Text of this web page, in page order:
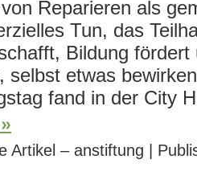
Reparieren als
Tun, das
Bildung fördert
selbst etwas
fand in der City
Artikel – anstiftung |